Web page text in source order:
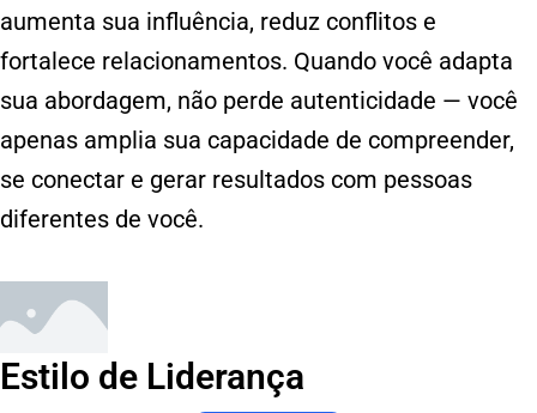
aumenta sua influência, reduz conflitos e
fortalece relacionamentos. Quando você adapta
sua abordagem, não perde autenticidade — você
apenas amplia sua capacidade de compreender,
se conectar e gerar resultados com pessoas
diferentes de você.
Estilo de Liderança